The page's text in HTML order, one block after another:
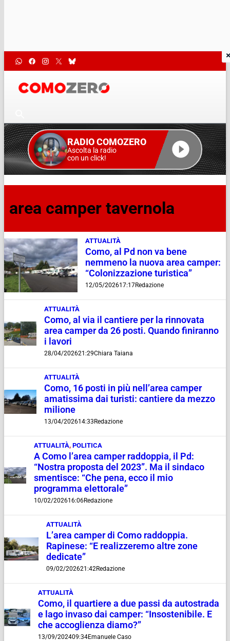
RADIO COMOZERO
Ascolta la radio
con un click!
area camper tavernola
ATTUALITÀ
Como, al Pd non va bene
nemmeno la nuova area camper:
“Colonizzazione turistica”
12/05/202617:17Redazione
ATTUALITÀ
Como, al via il cantiere per la rinnovata
area camper da 26 posti. Quando finiranno
i lavori
28/04/202621:29Chiara Taiana
ATTUALITÀ
Como, 16 posti in più nell’area camper
amatissima dai turisti: cantiere da mezzo
milione
13/04/202614:33Redazione
ATTUALITÀ, POLITICA
A Como l’area camper raddoppia, il Pd:
“Nostra proposta del 2023”. Ma il sindaco
smentisce: “Che pena, ecco il mio
programma elettorale”
10/02/202616:06Redazione
ATTUALITÀ
L’area camper di Como raddoppia.
Rapinese: “E realizzeremo altre zone
dedicate”
09/02/202621:42Redazione
ATTUALITÀ
Como, il quartiere a due passi da autostrada
e lago invaso dai camper: “Insostenibile. E
che accoglienza diamo?”
13/09/202409:34Emanuele Caso